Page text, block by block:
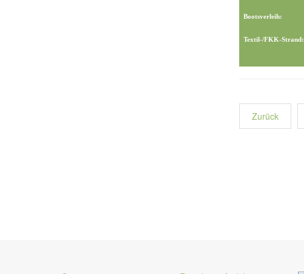
Bootsverleih:
Textil-/FKK-Strand:
Zurück